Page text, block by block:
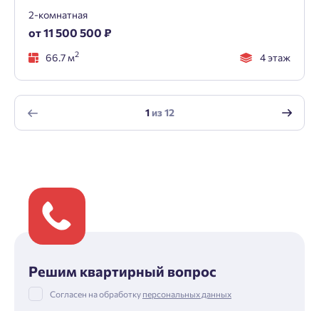
2-комнатная
от 11 500 500 ₽
66.7 м2 4 этаж
1из12
Решим квартирный вопрос
Согласен на обработку персональных данных